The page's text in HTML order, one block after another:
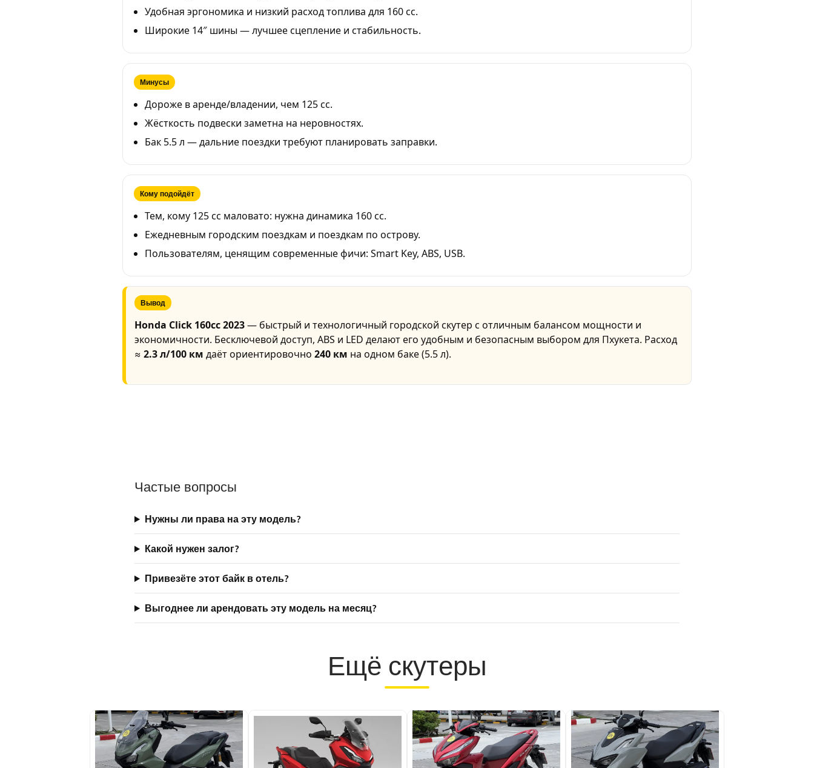
Удобная эргономика и низкий расход топлива для 160 cc.
Широкие 14″ шины — лучшее сцепление и стабильность.
Минусы
Дороже в аренде/владении, чем 125 cc.
Жёсткость подвески заметна на неровностях.
Бак 5.5 л — дальние поездки требуют планировать заправки.
Кому подойдёт
Тем, кому 125 cc маловато: нужна динамика 160 cc.
Ежедневным городским поездкам и поездкам по острову.
Пользователям, ценящим современные фичи: Smart Key, ABS, USB.
Вывод
Honda Click 160cc 2023— быстрый и технологичный городской скутер с отличным балансом мощности и
экономичности. Бесключевой доступ, ABS и LED делают его удобным и безопасным выбором для Пхукета. Расход
≈ 2.3 л/100 км даёт ориентировочно 240 км на одном баке (5.5 л).
Частые вопросы
Нужны ли права на эту модель?
Какой нужен залог?
Привезёте этот байк в отель?
Выгоднее ли арендовать эту модель на месяц?
Ещё скутеры